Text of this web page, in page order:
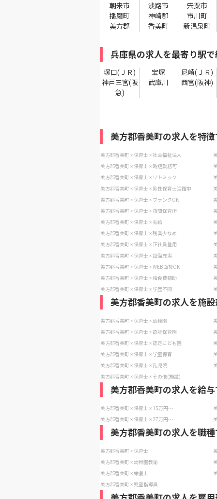
朝来市
淡路市
宍粟市
播磨町
神崎郡
市川町
美方郡
香美町 新温泉町
兵庫県の求人を最寄り駅
塚口(ＪＲ) 宝塚
尼崎(ＪＲ)
神戸三宮(阪
急)
武庫川 西宮(阪神)
美方郡香美町の求人を特
美方郡香美町 × 保育士 × 社会福祉法人
美方郡香美町 × 保育士 × 時短勤務可
美方郡香美町 × 保育士 × リトミック
美方郡香美町 × 保育士 × 男性保育士活躍中
美方郡香美町 × 保育士 × ブランクOK
美方郡香美町 × 保育士 × 夜間保育所
美方郡香美町 × 保育士 × 有給
美方郡香美町 × 保育士 × 残業少なめ
美方郡香美町 × 保育士 × 正社員登用
美方郡香美町 × 保育士 × 設備充実
美方郡香美町 × 保育士 × WEB面接OK
美方郡香美町 × 保育士 × 給食費補助
美方郡香美町 × 保育士 × 学歴不問
美方郡香美町の求人を施
美方郡香美町 × 保育士 × 幼稚園
美方郡香美町 × 保育士 × 認証保育園
美方郡香美町 × 保育士 × 認定こども園
美方郡香美町 × 保育士 × 学童保育
美方郡香美町 × 保育士 × 乳児院
美方郡香美町 × 保育士 × その他(施設)
美方郡香美町の求人を給
美方郡香美町 × 保育士 × 15万円〜
美方郡香美町 × 保育士 × 27万円〜
美方郡香美町の求人を職
美方郡香美町 × 保育士
美方郡香美町 × 幼稚園教諭
美方郡香美町 × 栄養士
美方郡香美町 × 児童指導員